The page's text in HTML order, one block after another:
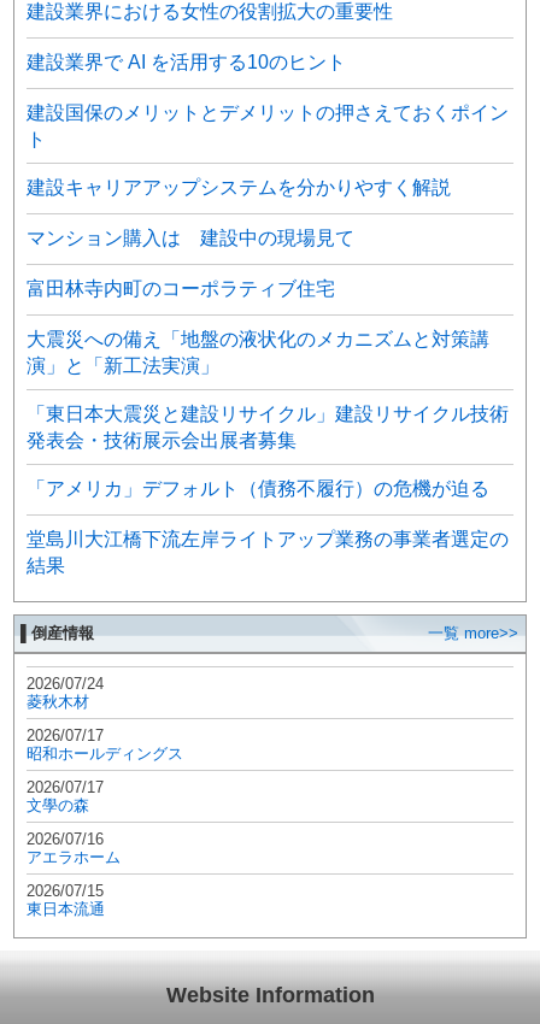
建設業界における女性の役割拡大の重要性
建設業界で AI を活用する10のヒント
建設国保のメリットとデメリットの押さえておくポイン
ト
建設キャリアアップシステムを分かりやすく解説
マンション購入は 建設中の現場見て
富田林寺内町のコーポラティブ住宅
大震災への備え「地盤の液状化のメカニズムと対策講
演」と「新工法実演」
「東日本大震災と建設リサイクル」建設リサイクル技術
発表会・技術展示会出展者募集
「アメリカ」デフォルト（債務不履行）の危機が迫る
堂島川大江橋下流左岸ライトアップ業務の事業者選定の
結果
▌倒産情報 一覧 more>>
2026/07/24
菱秋木材
2026/07/17
昭和ホールディングス
2026/07/17
文學の森
2026/07/16
アエラホーム
2026/07/15
東日本流通
Website Information